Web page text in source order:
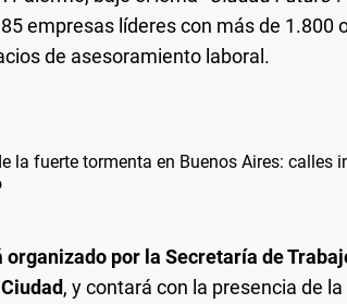
empresas líderes con más de 1.800
de asesoramiento laboral.
la fuerte tormenta en Buenos Aires: calles
organizado por la Secretaría de
, y contará con la presencia de